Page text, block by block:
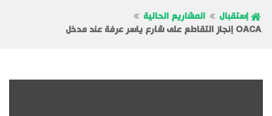
إستقبال
المشاريع الحالية
OACA إنجاز التقاطع على شارع ياسر عرفة عند مدخل